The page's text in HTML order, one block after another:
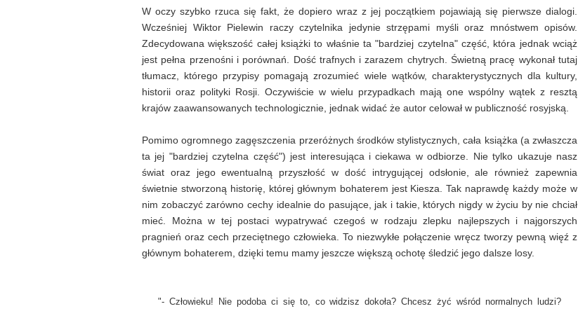
W oczy szybko rzuca się fakt, że dopiero wraz z jej początkiem pojawiają się pierwsze dialogi.
Wcześniej Wiktor Pielewin raczy czytelnika jedynie strzępami myśli oraz mnóstwem opisów.
Zdecydowana większość całej książki to właśnie ta "bardziej czytelna" część, która jednak wciąż
jest pełna przenośni i porównań. Dość trafnych i zarazem chytrych. Świetną pracę wykonał tutaj
tłumacz, którego przypisy pomagają zrozumieć wiele wątków, charakterystycznych dla kultury,
historii oraz polityki Rosji. Oczywiście w wielu przypadkach mają one wspólny wątek z resztą
krajów zaawansowanych technologicznie, jednak widać że autor celował w publiczność rosyjską.
Pomimo ogromnego zagęszczenia przeróżnych środków stylistycznych, cała książka (a zwłaszcza
ta jej "bardziej czytelna część") jest interesująca i ciekawa w odbiorze. Nie tylko ukazuje nasz
świat oraz jego ewentualną przyszłość w dość intrygującej odsłonie, ale również zapewnia
świetnie stworzoną historię, której głównym bohaterem jest Kiesza. Tak naprawdę każdy może w
nim zobaczyć zarówno cechy idealnie do pasujące, jak i takie, których nigdy w życiu by nie chciał
mieć. Można w tej postaci wypatrywać czegoś w rodzaju zlepku najlepszych i najgorszych
pragnień oraz cech przeciętnego człowieka. To niezwykłe połączenie wręcz tworzy pewną więź z
głównym bohaterem, dzięki temu mamy jeszcze większą ochotę śledzić jego dalsze losy.
"- Człowieku! Nie podoba ci się to, co widzisz dokoła? Chcesz żyć wśród normalnych ludzi?